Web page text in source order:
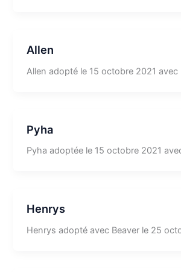
Allen
Allen adopté le 15 octobre 2021 avec
Pyha
Pyha adoptée le 15 octobre 2021
Henrys
Henrys adopté avec Beaver le 25